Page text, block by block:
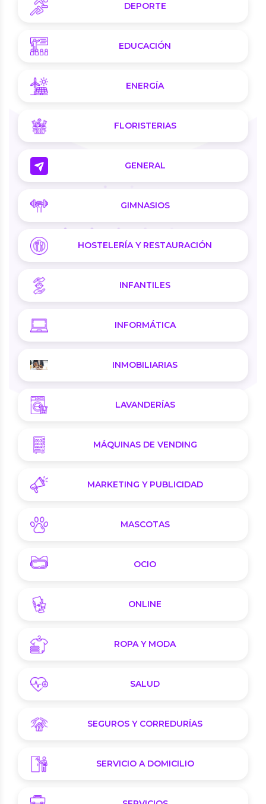
DEPORTE
EDUCACIÓN
ENERGÍA
FLORISTERIAS
GENERAL
GIMNASIOS
HOSTELERÍA Y RESTAURACIÓN
INFANTILES
INFORMÁTICA
INMOBILIARIAS
LAVANDERÍAS
MÁQUINAS DE VENDING
MARKETING Y PUBLICIDAD
MASCOTAS
OCIO
ONLINE
ROPA Y MODA
SALUD
SEGUROS Y CORREDURÍAS
SERVICIO A DOMICILIO